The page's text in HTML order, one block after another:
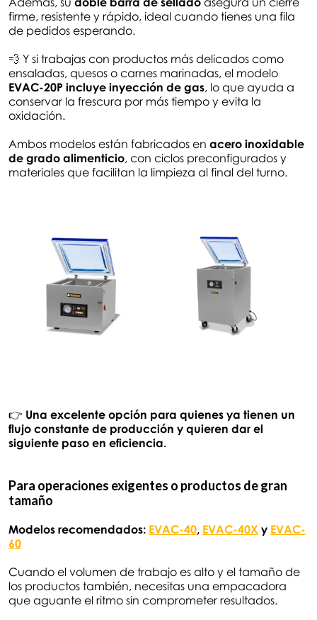
firme, resistente y rápido, ideal cuando tienes una fila
de pedidos esperando.
💨 Y si trabajas con productos más delicados como
ensaladas, quesos o carnes marinadas, el modelo
EVAC-20P incluye inyección de gas, lo que ayuda a
conservar la frescura por más tiempo y evita la
oxidación.
Ambos modelos están fabricados en acero inoxidable
de grado alimenticio, con ciclos preconfigurados y
materiales que facilitan la limpieza al final del turno.
👉 Una excelente opción para quienes ya tienen un
flujo constante de producción y quieren dar el
siguiente paso en eficiencia.
Para operaciones exigentes o productos de gran
tamaño
Modelos recomendados: EVAC-40, EVAC-40X y EVAC-
60
Cuando el volumen de trabajo es alto y el tamaño de
los productos también, necesitas una empacadora
que aguante el ritmo sin comprometer resultados.